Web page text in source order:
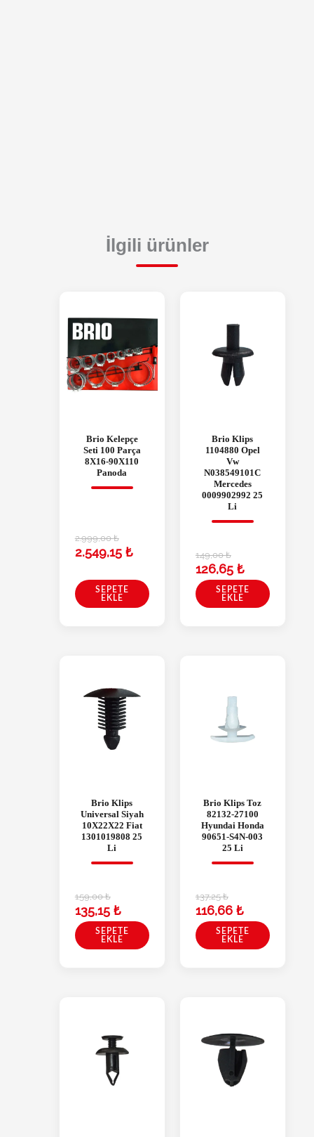
İlgili ürünler
Brio Kelepçe
Seti 100 Parça
8X16-90X110
Panoda
2.999,00₺
2.549,15 ₺
SEPETE
EKLE
Brio Klips
1104880 Opel
Vw
N038549101C
Mercedes
0009902992 25
Li
149,00₺
126,65 ₺
SEPETE
EKLE
Brio Klips
Universal Siyah
10X22X22 Fiat
1301019808 25
Li
159,00₺
135,15 ₺
SEPETE
EKLE
Brio Klips Toz
82132-27100
Hyundai Honda
90651-S4N-003
25 Li
137,25₺
116,66 ₺
SEPETE
EKLE